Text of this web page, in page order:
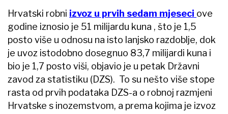
Hrvatski robni izvoz u prvih sedam mjeseci ove
godine iznosio je 51 milijardu kuna , što je 1,5
posto više u odnosu na isto lanjsko razdoblje, dok
je uvoz istodobno dosegnuo 83,7 milijardi kuna i
bio je 1,7 posto viši, objavio je u petak Državni
zavod za statistiku (DZS). To su nešto više stope
rasta od prvih podataka DZS-a o robnoj razmjeni
Hrvatske s inozemstvom, a prema kojima je izvoz